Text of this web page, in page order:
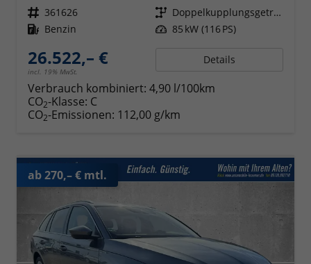
Fahrzeugnr. 361626 Getriebe
Doppelkupplungsgetriebe (DSG)
Kraftstoff Benzin Leistung 85 kW (116 PS)
26.522,– €
incl. 19% MwSt.
Details
Verbrauch kombiniert: 4,90 l/100km
CO2-Klasse: C
CO2-Emissionen: 112,00 g/km
ab 270,– € mtl.